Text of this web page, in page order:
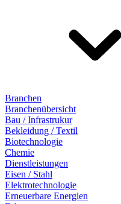
Branchen
Branchenübersicht
Bau / Infrastrukur
Bekleidung / Textil
Biotechnologie
Chemie
Dienstleistungen
Eisen / Stahl
Elektrotechnologie
Erneuerbare Energien